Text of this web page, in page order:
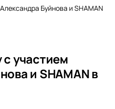
Буйнова и SHAMAN
участием
и SHAMAN в